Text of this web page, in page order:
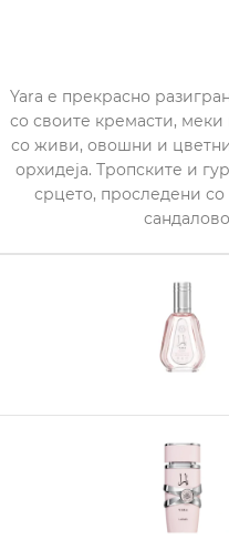
Yara е прекрасно
со своите кремасти, меки
со живи, овошни и
орхидеја. Тропските и
срцето, проследени
LATTAFA
Нема на
LATTAFA
1.950,00